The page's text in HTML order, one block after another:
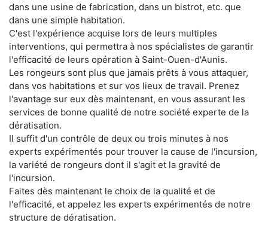
dans une usine de fabrication, dans un bistrot, etc. que
dans une simple habitation.
C'est l'expérience acquise lors de leurs multiples
interventions, qui permettra à nos spécialistes de garantir
l'efficacité de leurs opération à Saint-Ouen-d'Aunis.
Les rongeurs sont plus que jamais prêts à vous attaquer,
dans vos habitations et sur vos lieux de travail. Prenez
l'avantage sur eux dès maintenant, en vous assurant les
services de bonne qualité de notre société experte de la
dératisation.
Il suffit d'un contrôle de deux ou trois minutes à nos
experts expérimentés pour trouver la cause de l'incursion,
la variété de rongeurs dont il s'agit et la gravité de
l'incursion.
Faites dès maintenant le choix de la qualité et de
l'efficacité, et appelez les experts expérimentés de notre
structure de dératisation.